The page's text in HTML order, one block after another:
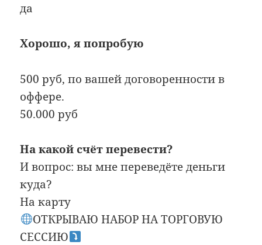
да
Хорошо, я попробую
500 руб, по вашей договоренности в
оффере.
50.000 руб
На какой счёт перевести?
И вопрос: вы мне переведёте деньги
куда?
На карту
ОТКРЫВАЮ НАБОР НА ТОРГОВУЮ
СЕССИЮ